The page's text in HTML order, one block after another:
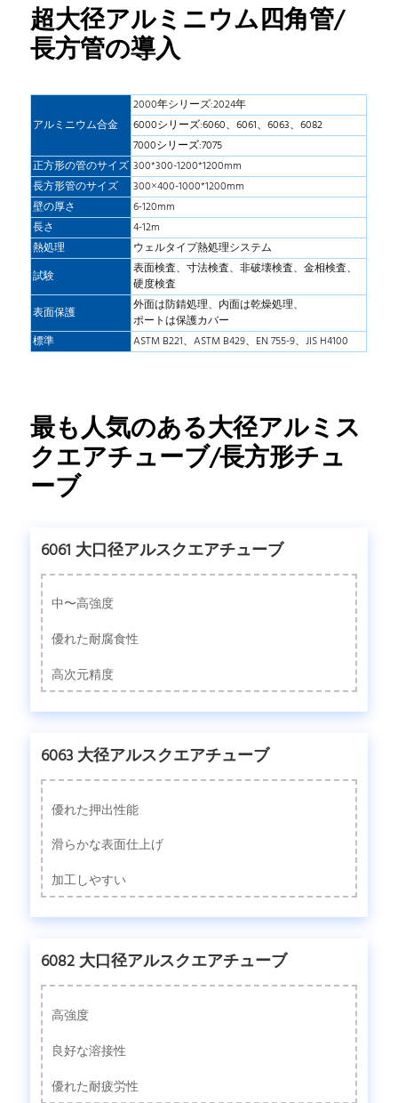
超大径アルミニウム四角管/
長方管の導入
アルミニウム合金
2000年シリーズ:2024年
6000シリーズ:6060、6061、6063、6082
7000シリーズ:7075
正方形の管のサイズ 300*300-1200*1200mm
長方形管のサイズ
300×400-1000*1200mm
壁の厚さ
6-120mm
長さ
4-12m
熱処理
ウェルタイプ熱処理システム
試験
表面検査、寸法検査、非破壊検査、金相検査、
硬度検査
表面保護
外面は防錆処理、内面は乾燥処理、
ポートは保護カバー
標準
ASTM B221、ASTM B429、EN 755-9、JIS H4100
最も人気のある大径アルミス
クエアチューブ/長方形チュ
ーブ
6061 大口径アルスクエアチューブ
中〜高強度
優れた耐腐食性
高次元精度
6063 大径アルスクエアチューブ
優れた押出性能
滑らかな表面仕上げ
加工しやすい
6082 大口径アルスクエアチューブ
高強度
良好な溶接性
優れた耐疲労性